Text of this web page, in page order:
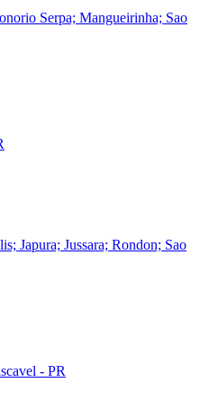
Serpa; Mangueirinha; Sao
Japura; Jussara; Rondon; Sao
- PR